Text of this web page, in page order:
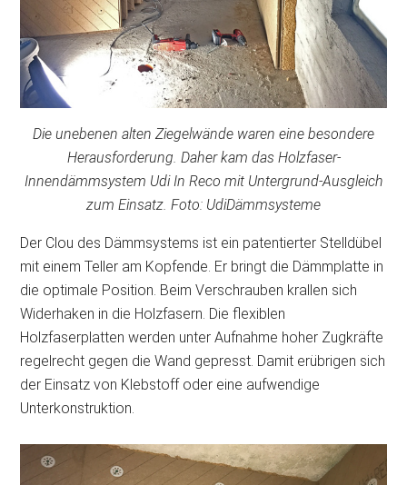
Die unebenen alten Ziegelwände waren eine besondere
Herausforderung. Daher kam das Holzfaser-
Innendämmsystem Udi In Reco mit Untergrund-Ausgleich
zum Einsatz. Foto: UdiDämmsysteme
Der Clou des Dämmsystems ist ein patentierter Stelldübel
mit einem Teller am Kopfende. Er bringt die Dämmplatte in
die optimale Position. Beim Verschrauben krallen sich
Widerhaken in die Holzfasern. Die flexiblen
Holzfaserplatten werden unter Aufnahme hoher Zugkräfte
regelrecht gegen die Wand gepresst. Damit erübrigen sich
der Einsatz von Klebstoff oder eine aufwendige
Unterkonstruktion.